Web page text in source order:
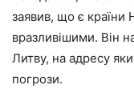
заявив, що є країни
вразливішими. Він
Литву, на адресу
погрози.